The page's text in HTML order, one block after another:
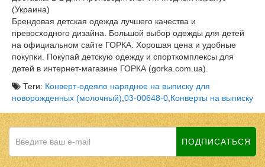
(Украина)
Брендовая детская одежда лучшего качества и
превосходного дизайна. Большой выбор одежды для детей
на официальном сайте ГОРКА. Хорошая цена и удобные
покупки. Покупай детскую одежду и спорткомплексы для
детей в интернет-магазине ГОРКА (gorka.com.ua).
Теги: Конверт-одеяло нарядное на выписку для
новорожденных (молочный) 03-00648-0 Конверты на выписку
ПОДПИСАТЬСЯ